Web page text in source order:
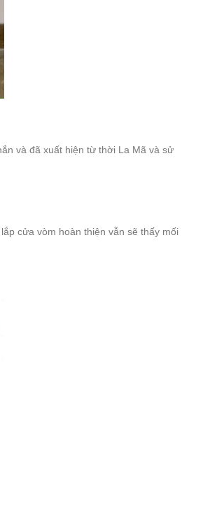
và đã xuất hiện từ thời La Mã và sử
cửa vòm hoàn thiện vẫn sẽ thấy mối